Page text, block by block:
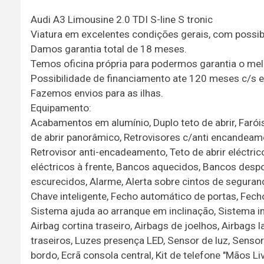
Audi A3 Limousine 2.0 TDI S-line S tronic
Viatura em excelentes condições gerais, com
Damos garantia total de 18 meses.
Temos oficina própria para podermos garantia o
Possibilidade de financiamento ate 120 meses c/s
Fazemos envios para as ilhas.
Equipamento:
Acabamentos em alumínio, Duplo teto de abrir,
de abrir panorâmico, Retrovisores c/anti
Retrovisor anti-encadeamento, Teto de abrir
eléctricos à frente, Bancos aquecidos, Bancos
escurecidos, Alarme, Alerta sobre cintos de
Chave inteligente, Fecho automático de portas,
Sistema ajuda ao arranque em inclinação, Sistema
Airbag cortina traseiro, Airbags de joelhos, Airbags
traseiros, Luzes presença LED, Sensor de luz,
bordo, Ecrã consola central, Kit de telefone "Mãos